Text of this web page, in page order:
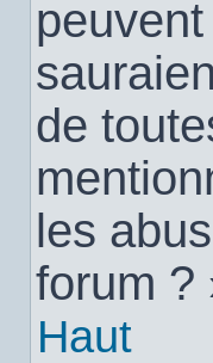
de
les
forum ?
Haut